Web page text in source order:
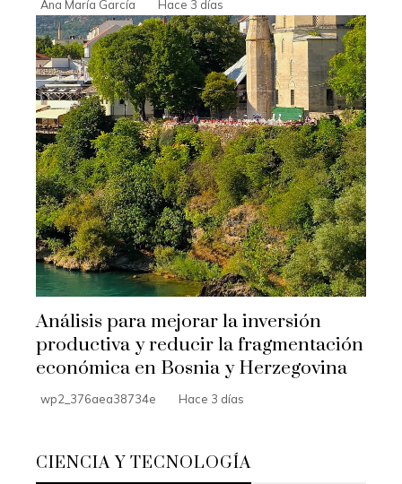
Ana María García Hace 3 días
Análisis para mejorar la inversión
productiva y reducir la fragmentación
económica en Bosnia y Herzegovina
wp2_376aea38734e Hace 3 días
CIENCIA Y TECNOLOGÍA